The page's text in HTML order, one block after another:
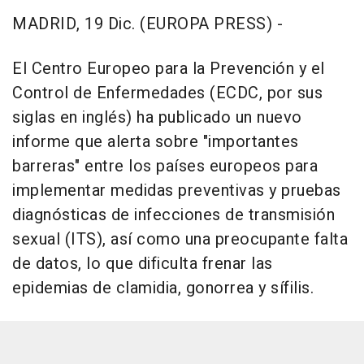
MADRID, 19 Dic. (EUROPA PRESS) -
El Centro Europeo para la Prevención y el
Control de Enfermedades (ECDC, por sus
siglas en inglés) ha publicado un nuevo
informe que alerta sobre "importantes
barreras" entre los países europeos para
implementar medidas preventivas y pruebas
diagnósticas de infecciones de transmisión
sexual (ITS), así como una preocupante falta
de datos, lo que dificulta frenar las
epidemias de clamidia, gonorrea y sífilis.